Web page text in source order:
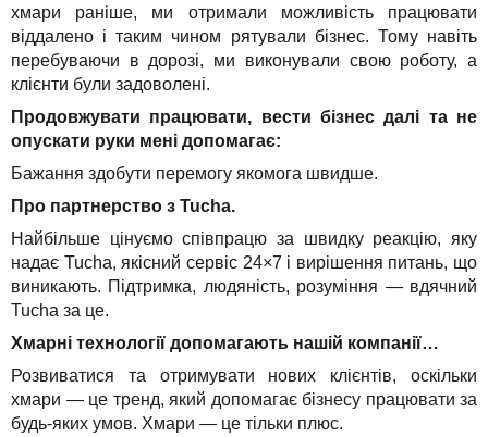
хмари раніше, ми отримали можливість працювати
віддалено і таким чином рятували бізнес. Тому навіть
перебуваючи в дорозі, ми виконували свою роботу, а
клієнти були задоволені.
Продовжувати працювати, вести бізнес далі та не
опускати руки мені допомагає:
Бажання здобути перемогу якомога швидше.
Про партнерство з Tucha.
Найбільше цінуємо співпрацю за швидку реакцію, яку
надає Tucha, якісний сервіс 24×7 і вирішення питань, що
виникають. Підтримка, людяність, розуміння — вдячний
Tucha за це.
Хмарні технології допомагають нашій компанії…
Розвиватися та отримувати нових клієнтів, оскільки
хмари — це тренд, який допомагає бізнесу працювати за
будь-яких умов. Хмари — це тільки плюс.